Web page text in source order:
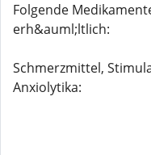
Folgende
erh&auml;ltlich:
Schmerzmittel,
Anxiolytika: